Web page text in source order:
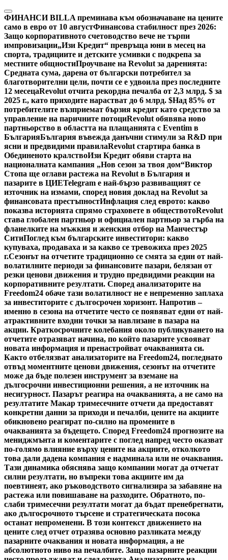
Skip
to
content
ФИНАНСИ BILLA преминава към обозначаване на цените
само в евро от 10 августФинансова стабилност през 2026:
Защо корпоративното счетоводство вече не търпи
импровизации„Изи Кредит“ превръща юни в месец на
спорта, традициите и детските усмивки с подкрепа за
местните общностиПроучване на Revolut за даренията:
Средната сума, дарена от български потребител за
благотворителни цели, почти се е удвоила през последните
12 месецаRevolut отчита рекордна печалба от 2,3 млрд. $ за
2025 г., като приходите нарастват до 6 млрд. $Над 85% от
потребителите възприемат бързия кредит като средство за
управление на паричните потоциRevolut обявява ново
партньорство в областта на плащанията с Eventim в
БългарияБългария въвежда данъчни стимули за R&D при
ясни и предвидими правилаRevolut стартира банка в
Обединеното кралствоИзи Кредит обяви старта на
националната кампания „Нов сезон за твоя дом“Виктор
Стопа ще оглави растежа на Revolut в България и
пазарите в ЦИЕTelegram е най-бързо развиващият се
източник на измами, според новия доклад на Revolut за
финансовата престъпностИнфлация след еврото: какво
показва историята спрямо страховете в обществотоRevolut
става глобален партньор и официален партньор за гърба на
фланелките на мъжкия и женския отбор на Манчестър
СитиПоглед към българските инвеститори: какво
купуваха, продаваха и за какво се тревожиха през 2025
г.Сезонът на отчетите традиционно се смята за един от най-
волатилните периоди за финансовите пазари, белязан от
резки ценови движения и трудно предвидими реакции на
корпоративните резултати. Според анализаторите на
Freedom24 обаче тази волатилност не е непременно заплаха
за инвеститорите с дългосрочен хоризонт. Напротив –
именно в сезона на отчетите често се появяват едни от най-
атрактивните входни точки за навлизане в пазара на
акции. Краткосрочните колебания около публикуването на
отчетите отразяват начина, по който пазарите усвояват
новата информация и пренастройват очакванията си.
Както отбелязват анализаторите на Freedom24, погледнато
отвъд моментните ценови движения, сезонът на отчетите
може да бъде полезен инструмент за вземане на
дългосрочни инвестиционни решения, а не източник на
несигурност. Пазарът реагира на очакванията, а не само на
резултатите Макар тримесечните отчети да предоставят
конкретни данни за приходи и печалби, цените на акциите
обикновено реагират по-силно на промените в
очакванията за бъдещето. Според Freedom24 прогнозите на
мениджмънта и коментарите с поглед напред често оказват
по-голямо влияние върху цените на акциите, отколкото
това дали дадена компания е надминала или не очаквания.
Тази динамика обяснява защо компании могат да отчетат
силни резултати, но въпреки това акциите им да
поевтинеят, ако ръководството сигнализира за забавяне на
растежа или повишаване на разходите. Обратното, по-
слаби тримесечни резултати могат да бъдат пренебрегнати,
ако дългосрочното търсене и стратегическата посока
останат непроменени. В този контекст движението на
цените след отчет отразява основно разликата между
пазарните очаквания и новата информация, а не
абсолютното ниво на печалбите. Защо пазарните реакции